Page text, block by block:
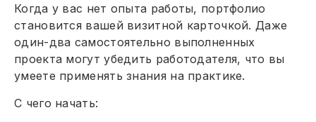
Когда у вас нет опыта работы, портфолио
становится вашей визитной карточкой. Даже
один-два самостоятельно выполненных
проекта могут убедить работодателя, что вы
умеете применять знания на практике.
С чего начать: